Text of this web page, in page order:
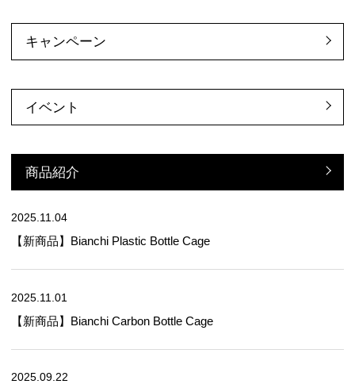
キャンペーン
イベント
商品紹介
2025.11.04
【新商品】Bianchi Plastic Bottle Cage
2025.11.01
【新商品】Bianchi Carbon Bottle Cage
2025.09.22